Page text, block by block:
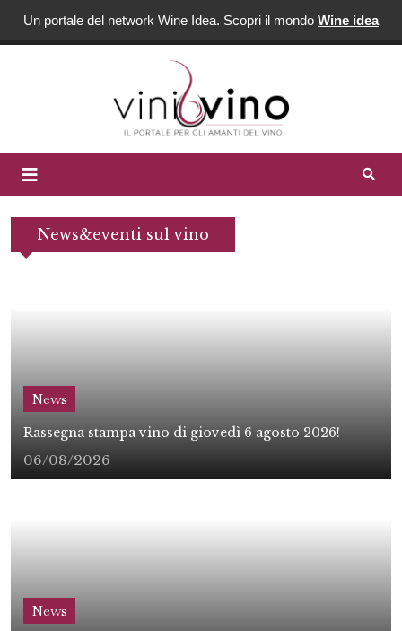
Un portale del network Wine Idea. Scopri il mondo Wine idea
News&eventi sul vino
News
Rassegna stampa vino di giovedì 6 agosto 2026!
06/08/2026
News